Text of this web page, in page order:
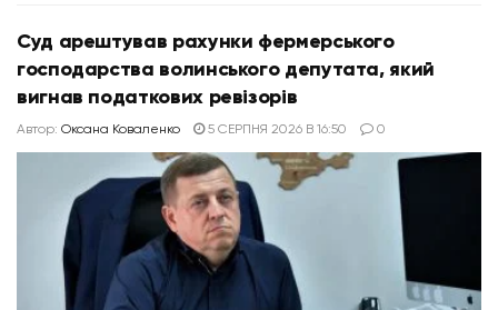
Суд арештував рахунки фермерського
господарства волинського депутата, який
вигнав податкових ревізорів
Автор: Оксана Коваленко 5 СЕРПНЯ 2026 В 16:50 0